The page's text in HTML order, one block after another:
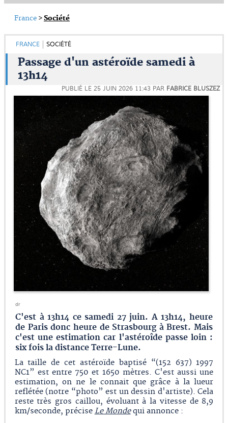
France >Société
FRANCE SOCIÉTÉ
Passage d'un astéroïde samedi à
13h14
PUBLIÉ LE 25 JUIN 2026 11:43 PAR FABRICE BLUSZEZ
dr
C'est à 13h14 ce samedi 27 juin. A 13h14, heure
de Paris donc heure de Strasbourg à Brest. Mais
c'est une estimation car l'astéroîde passe loin :
six fois la distance Terre-Lune.
La taille de cet astéroïde baptisé “(152 637) 1997
NC1” est entre 750 et 1650 mètres. C'est aussi une
estimation, on ne le connait que grâce à la lueur
reflétée (notre “photo” est un dessin d'artiste). Cela
reste très gros caillou, évoluant à la vitesse de 8,9
km/seconde, précise Le Mondequi annonce :